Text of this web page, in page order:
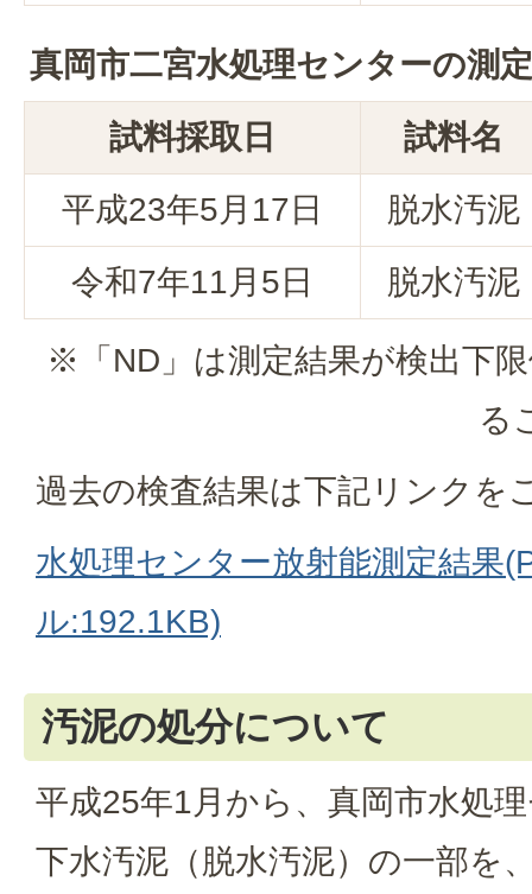
真岡市二宮水処理センターの測
試料採取日
試料名
平成23年5月17日
脱水汚泥
令和7年11月5日
脱水汚泥
※「ND」は測定結果が検出下
る
過去の検査結果は下記リンクを
水処理センター放射能測定結果
ル:192.1KB)
汚泥の処分について
平成25年1月から、真岡市水処
下水汚泥（脱水汚泥）の一部を